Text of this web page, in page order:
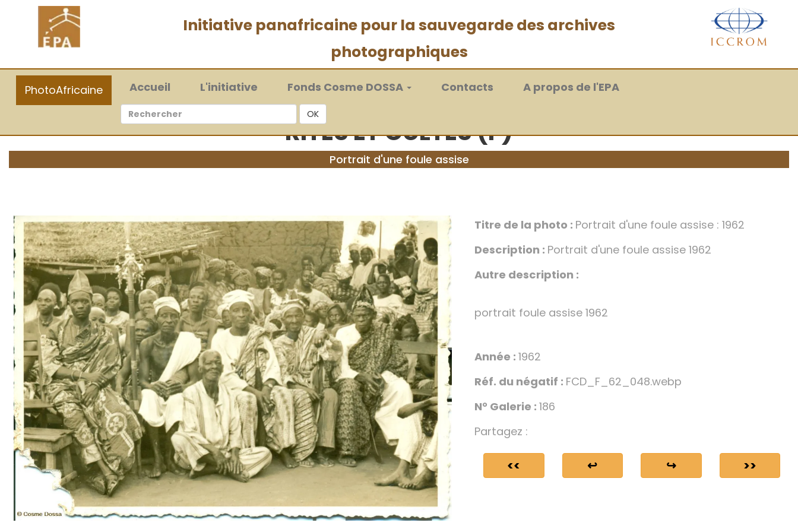
Initiative panafricaine pour la sauvegarde des archives
photographiques
PhotoAfricaine Accueil(current)L'initiative Fonds Cosme DOSSA Contacts A propos de l'EPA
OK
RITES ET CULTES (F)
Portrait d'une foule assise
Titre de la photo : Portrait d'une foule assise : 1962
Description : Portrait d'une foule assise 1962
Autre description :
portrait foule assise 1962
Année : 1962
Réf. du négatif : FCD_F_62_048.webp
N° Galerie : 186
Partagez :
<< ↩ ↪ >>